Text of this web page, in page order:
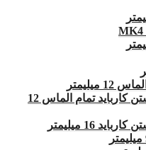
برقو ماشینی تنگستن کارباید تمام الماس 12
16 میلیمتر